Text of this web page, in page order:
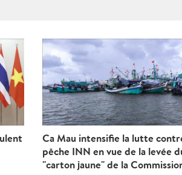
Ca Mau intensifie la lutte
pêche INN en vue de la levée
"carton jaune" de la